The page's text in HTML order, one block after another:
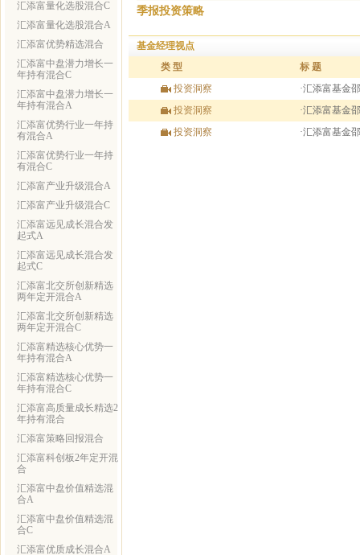
汇添富量化选股混合C
汇添富量化选股混合A
汇添富优势精选混合
汇添富中盘潜力增长一
年持有混合C
汇添富中盘潜力增长一
年持有混合A
汇添富优势行业一年持
有混合A
汇添富优势行业一年持
有混合C
汇添富产业升级混合A
汇添富产业升级混合C
汇添富远见成长混合发
起式A
汇添富远见成长混合发
起式C
汇添富北交所创新精选
两年定开混合A
汇添富北交所创新精选
两年定开混合C
汇添富精选核心优势一
年持有混合A
汇添富精选核心优势一
年持有混合C
汇添富高质量成长精选2
年持有混合
汇添富策略回报混合
汇添富科创板2年定开混
合
汇添富中盘价值精选混
合A
汇添富中盘价值精选混
合C
汇添富优质成长混合A
季报投资策略
基金经理视点
类 型 标 题
投资洞察 ·汇添富基金
投资洞察 ·汇添富基金
投资洞察 ·汇添富基金